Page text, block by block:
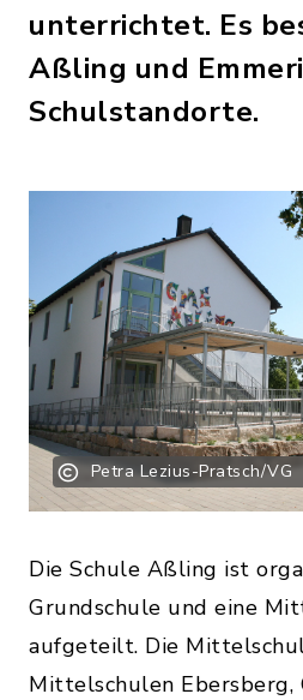
unterrichtet. Es
Aßling und
Schulstandorte.
Petra Lezius-Pratsch/VG
Die Schule Aßling ist
Grundschule und eine
aufgeteilt. Die
Mittelschulen Ebersberg,